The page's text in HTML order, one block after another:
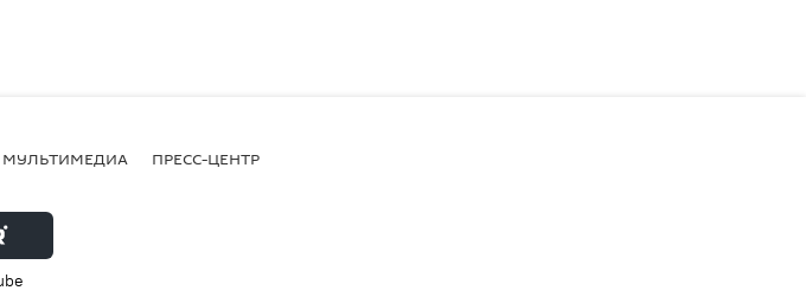
МУЛЬТИМЕДИА ПРЕСС-ЦЕНТР